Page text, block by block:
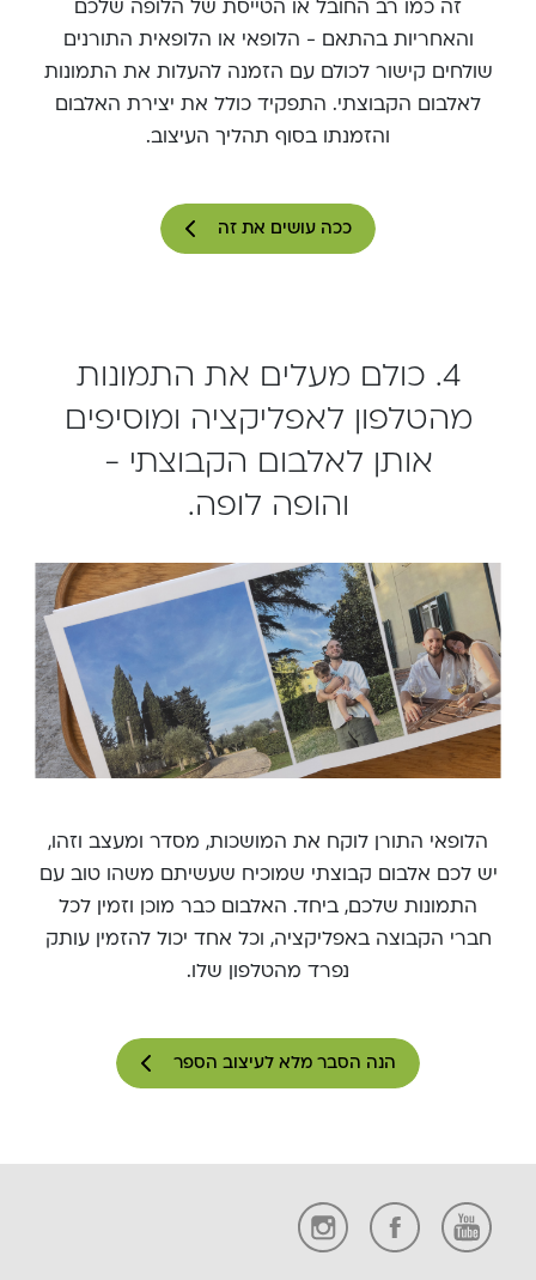
זה כמו רב החובל או הטייסת של הלופה שלכם
והאחריות בהתאם - הלופאי או הלופאית התורנים
שולחים קישור לכולם עם הזמנה להעלות את התמונות
לאלבום הקבוצתי. התפקיד כולל את יצירת האלבום
והזמנתו בסוף תהליך העיצוב.
ככה עושים את זה
4. כולם מעלים את התמונות
מהטלפון לאפליקציה ומוסיפים
אותן לאלבום הקבוצתי -
והופה לופה.
הלופאי התורן לוקח את המושכות, מסדר ומעצב וזהו,
יש לכם אלבום קבוצתי שמוכיח שעשיתם משהו טוב עם
התמונות שלכם, ביחד. האלבום כבר מוכן וזמין לכל
חברי הקבוצה באפליקציה, וכל אחד יכול להזמין עותק
נפרד מהטלפון שלו.
הנה הסבר מלא לעיצוב הספר